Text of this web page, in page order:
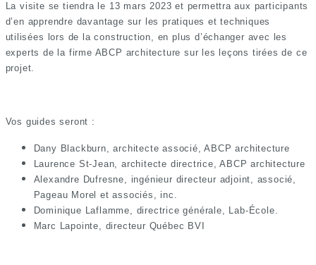
La visite se tiendra le 13 mars 2023 et permettra aux participants
d’en apprendre davantage sur les pratiques et techniques
utilisées lors de la construction, en plus d’échanger avec les
experts de la firme ABCP architecture sur les leçons tirées de ce
projet.
Vos guides seront :
Dany Blackburn, architecte associé, ABCP architecture
Laurence St-Jean, architecte directrice, ABCP architecture
Alexandre Dufresne, ingénieur directeur adjoint, associé,
Pageau Morel et associés, inc.
Dominique Laflamme, directrice générale, Lab-École.
Marc Lapointe, directeur Québec BVI